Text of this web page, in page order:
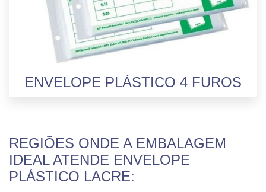
ENVELOPE PLÁSTICO 4 FUROS
REGIÕES ONDE A EMBALAGEM
IDEAL ATENDE ENVELOPE
PLÁSTICO LACRE: